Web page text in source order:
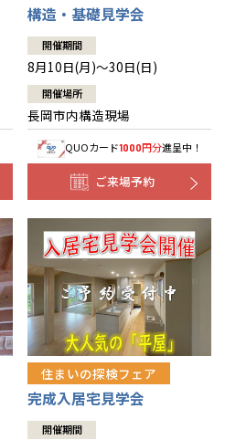
構造・基礎見学会
開催期間
8月10日(月)～30日(日)
開催場所
長岡市内構造現場
QUOカード1000円分進呈中！
ご来場予約
住まいの探検フェア
完成入居宅見学会
開催期間